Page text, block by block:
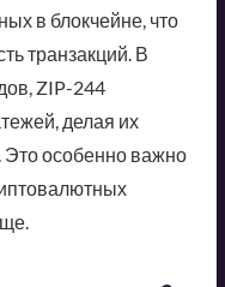
в блокчейне, что
транзакций. В
ZIP-244
делая их
особенно важно